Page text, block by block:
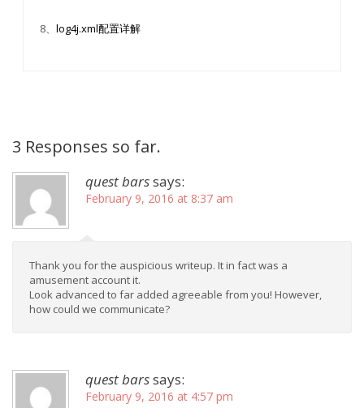
8、 log4j.xml配置详解
3 Responses so far.
quest barssays:
February 9, 2016 at 8:37 am
Thank you for the auspicious writeup. It in fact was a
amusement account it.
Look advanced to far added agreeable from you! However,
how could we communicate?
quest barssays:
February 9, 2016 at 4:57 pm